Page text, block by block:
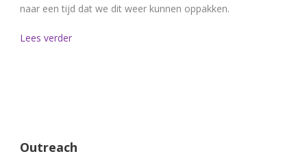
naar een tijd dat we dit weer kunnen oppakken.
Lees verder
Outreach